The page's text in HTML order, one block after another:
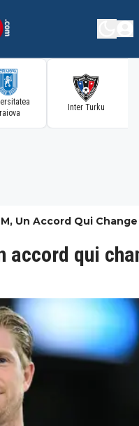
Inter Turku
Un Accord Qui
accord qui